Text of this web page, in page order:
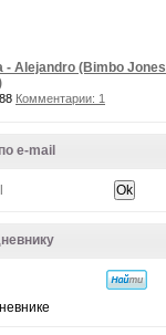
- Alejandro (Bimbo Jones
Комментарии: 1
e-mail